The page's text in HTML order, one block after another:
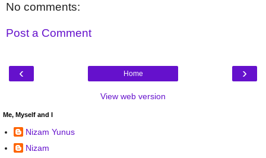
No comments:
Post a Comment
‹ ›
Home
View web version
Me, Myself and I
Nizam Yunus
Nizam